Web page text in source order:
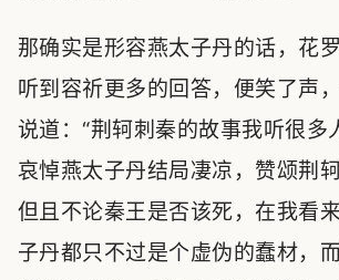
那确实是形容燕太子丹的话，花
听到容祈更多的回答，便笑了声
说道：“荆轲刺秦的故事我听很多
哀悼燕太子丹结局凄凉，赞颂荆
但且不论秦王是否该死，在我看
子丹都只不过是个虚伪的蠢材，